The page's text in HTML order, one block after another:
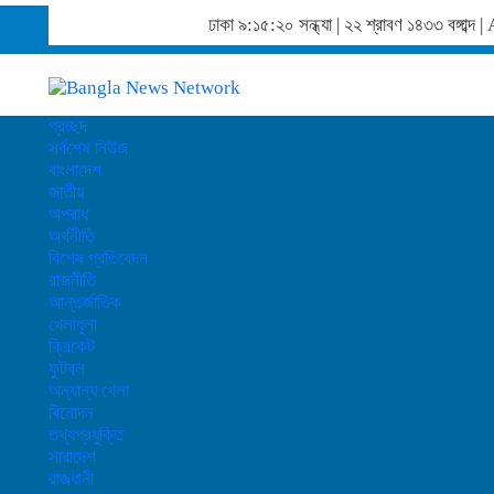
ঢাকা৯:১৫:২১ সন্ধ্যা| ২২ শ্রাবণ ১৪৩৩
প্রচ্ছদ
সর্বশেষ নিউজ
বাংলাদেশ
জাতীয়
অপরাধ
অর্থনীতি
বিশেষ প্রতিবেদন
রাজনীতি
আন্তর্জাতিক
খেলাধুলা
ক্রিকেট
ফুটবল
অন্যান্য খেলা
বিনোদন
তথ্যপ্রযুক্তি
সারাদেশ
রাজধানী